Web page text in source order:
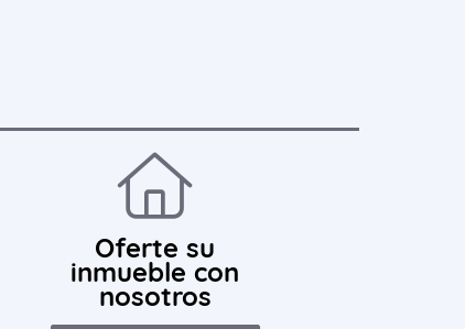
Oferte su
inmueble con
nosotros